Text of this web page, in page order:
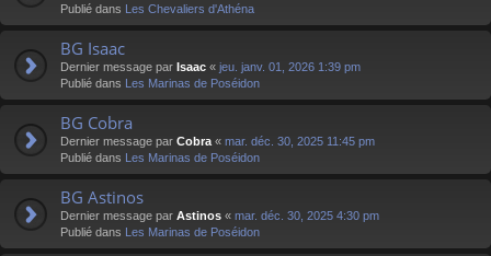
Publié dans Les Chevaliers d'Athéna
BG Isaac
Dernier message par Isaac « jeu. janv. 01, 2026 1:39 pm
Publié dans Les Marinas de Poséidon
BG Cobra
Dernier message par Cobra « mar. déc. 30, 2025 11:45 pm
Publié dans Les Marinas de Poséidon
BG Astinos
Dernier message par Astinos « mar. déc. 30, 2025 4:30 pm
Publié dans Les Marinas de Poséidon